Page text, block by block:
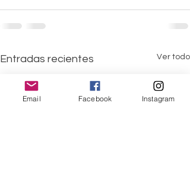
Entradas recientes Ver todo
Email Facebook Instagram